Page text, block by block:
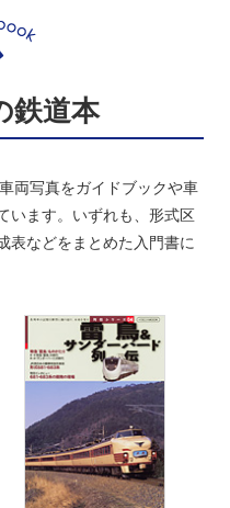
鉄道本
両写真をガイドブックや車
います。いずれも、形式区
表などをまとめた入門書に